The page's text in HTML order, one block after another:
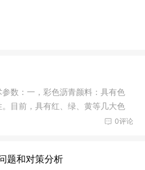
数：一，彩色沥青颜料：具有色
目前，具有红、绿、黄等几大色
0评论
题和对策分析